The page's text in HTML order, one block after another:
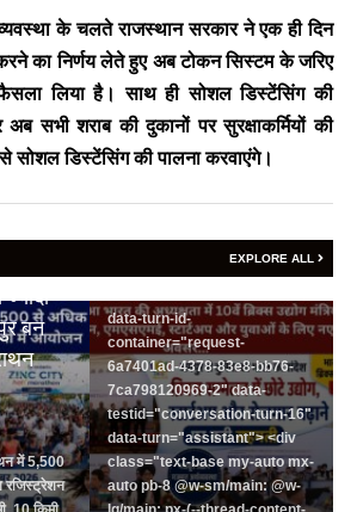
के चलते राजस्थान सरकार ने एक ही दिन
का निर्णय लेते हुए अब टोकन सिस्टम के जरिए
लिया है। साथ ही सोशल डिस्टेंसिंग की
सभी शराब की दुकानों पर सुरक्षाकर्मियों की
से सोशल डिस्टेंसिंग की पालना करवाएंगे।
EXPLORE ALL
बन
में 5,500
रजिस्ट्रेशन
Vijay
<section class="text-token-
text-primary w-full
focus:outline-none has-data-
writing-block:pointer-events-
none <&:has()>*>:pointer-
R6Vx5W_threadScrollVars
data-turn-id-
container="request-
6a7401ad-4378-83e8-bb76-
7ca798120969-2" data-
testid="conversation-turn-16"
data-turn="assistant"> <div
class="text-base my-auto mx-
auto pb-8 @w-sm/main: @w-